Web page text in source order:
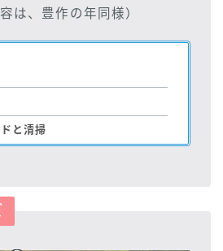
は、豊作の年同様）
と清掃